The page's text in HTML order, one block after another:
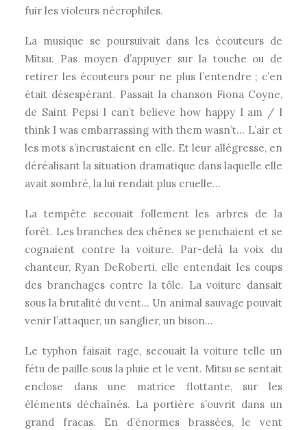
fuir les violeurs nécrophiles.
La musique se poursuivait dans les écouteurs de
Mitsu. Pas moyen d’appuyer sur la touche ou de
retirer les écouteurs pour ne plus l’entendre ; c’en
était désespérant. Passait la chanson Fiona Coyne,
de Saint Pepsi I can’t believe how happy I am / I
think I was embarrassing with them wasn’t… L’air et
les mots s’incrustaient en elle. Et leur allégresse, en
déréalisant la situation dramatique dans laquelle elle
avait sombré, la lui rendait plus cruelle…
La tempête secouait follement les arbres de la
forêt. Les branches des chênes se penchaient et se
cognaient contre la voiture. Par-delà la voix du
chanteur, Ryan DeRoberti, elle entendait les coups
des branchages contre la tôle. La voiture dansait
sous la brutalité du vent… Un animal sauvage pouvait
venir l’attaquer, un sanglier, un bison…
Le typhon faisait rage, secouait la voiture telle un
fétu de paille sous la pluie et le vent. Mitsu se sentait
enclose dans une matrice flottante, sur les
éléments déchaînés. La portière s’ouvrit dans un
grand fracas. En d’énormes brassées, le vent